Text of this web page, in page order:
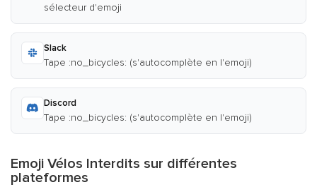
sélecteur d'emoji
Slack
Tape :no_bicycles: (s'autocomplète en l'emoji)
Discord
Tape :no_bicycles: (s'autocomplète en l'emoji)
Emoji Vélos Interdits sur différentes
plateformes